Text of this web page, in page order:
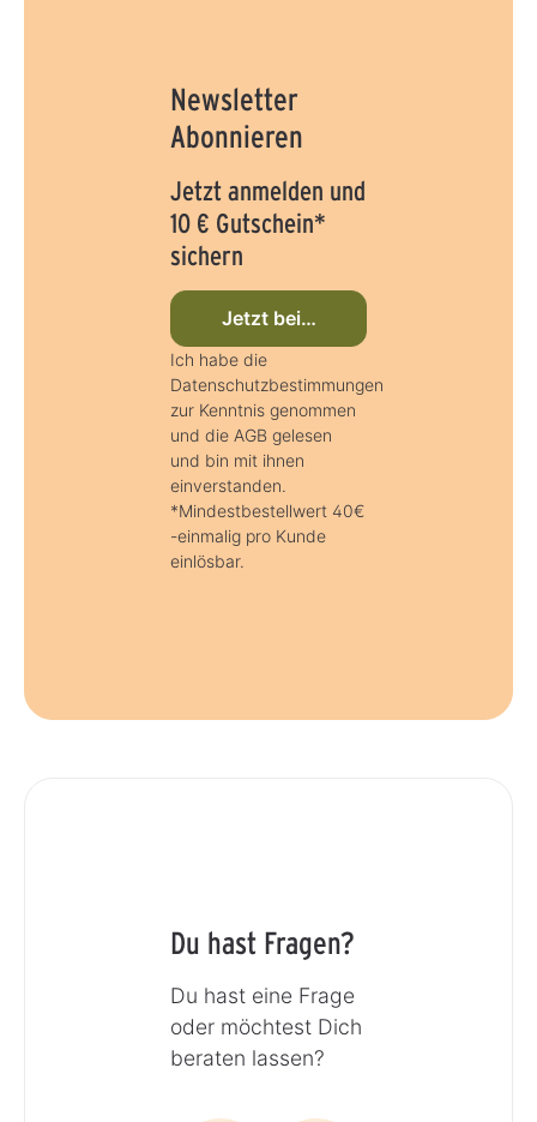
Newsletter
Abonnieren
Jetzt anmelden und
10 € Gutschein*
sichern
Jetzt beim Newsletter anmelden
Ich habe die
Datenschutzbestimmungen
zur Kenntnis genommen
und die AGB gelesen
und bin mit ihnen
einverstanden.
*Mindestbestellwert 40€
-einmalig pro Kunde
einlösbar.
Du hast Fragen?
Du hast eine Frage
oder möchtest Dich
beraten lassen?